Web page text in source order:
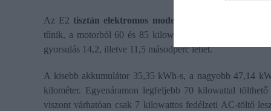
Az E2 tisztán elektromos modell
, benzines vagy
tűnik, a motorból 60 és 85 kilowattos verzió létezik,
gyorsulás 14,2, illetve 11,5 másodperc lehet.
A kisebb akkumulátor 35,35 kWh-s, a nagyobb 47,14
kilométer. Egyenáramon legfeljebb 70 kilowattal
viszont várhatóan csak 7 kilowattos fedélzeti AC-töltő